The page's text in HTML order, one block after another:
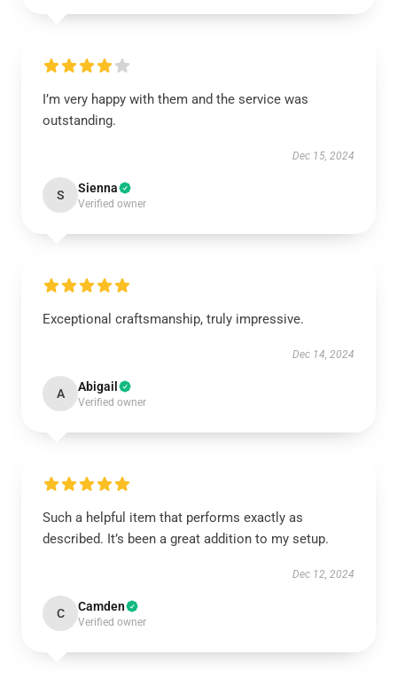
I’m very happy with them and the service was
outstanding.
Dec 15, 2024
S Sienna
Verified owner
Exceptional craftsmanship, truly impressive.
Dec 14, 2024
A Abigail
Verified owner
Such a helpful item that performs exactly as
described. It’s been a great addition to my setup.
Dec 12, 2024
C Camden
Verified owner